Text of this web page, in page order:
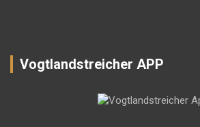
Vogtlandstreicher APP